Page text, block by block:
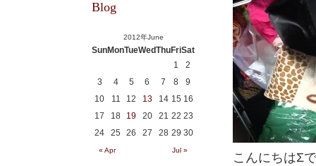
こんにちはΣ
Blog
2012年June
SunMonTueWedThuFriSat
« Apr Jul »
1
2
3
4 5 6 7 8
9
10
11 12 13 14 15 16
17
18 19 20 21 22 23
24
25 26 27 28 29 30